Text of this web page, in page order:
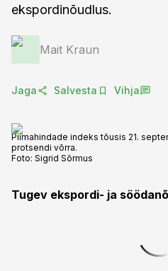
ekspordinõudlus.
Mait Kraun
Jaga Salvesta Vihja
Piimahindade indeks tõusis 21.
protsendi võrra.
Foto: Sigrid Sõrmus
Tugev ekspordi- ja